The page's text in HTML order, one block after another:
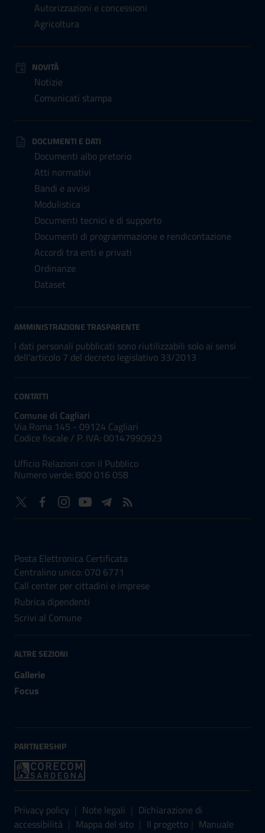
Autorizzazioni e concessioni
Agricoltura
NOVITÀ
Notizie
Comunicati stampa
DOCUMENTI E DATI
Documenti albo pretorio
Atti normativi
Bandi e avvisi
Modulistica
Documenti tecnici e di supporto
Documenti di programmazione e rendicontazione
Accordi tra enti e privati
Ordinanze
Dataset
AMMINISTRAZIONE TRASPARENTE
I dati personali pubblicati sono riutilizzabili solo ai sensi
dell'articolo 7 del decreto legislativo 33/2013
CONTATTI
Comune di Cagliari
Via Roma 145 - 09124 Cagliari
Codice fiscale / P. IVA: 00147990923
Ufficio Relazioni con il Pubblico
Numero verde: 800 016 058
Posta Elettronica Certificata
Centralino unico: 070 6771
Call center per cittadini e imprese
Rubrica dipendenti
Scrivi al Comune
ALTRE SEZIONI
Gallerie
Focus
PARTNERSHIP
Sezione Link Utili
Privacy policy | Note legali | Dichiarazione di
accessibilità | Mappa del sito | Il progetto | Manuale